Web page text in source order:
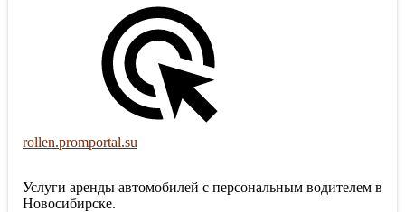
rollen.promportal.su
Услуги аренды автомобилей с персональным водителем в
Новосибирске.